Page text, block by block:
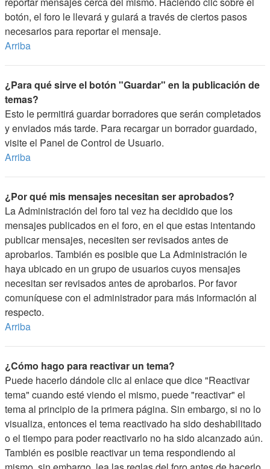
botón, el foro le llevará y guiará a través de ciertos pasos
necesarios para reportar el mensaje.
Arriba
¿Para qué sirve el botón "Guardar" en la publicación de
temas?
Esto le permitirá guardar borradores que serán completados
y enviados más tarde. Para recargar un borrador guardado,
visite el Panel de Control de Usuario.
Arriba
¿Por qué mis mensajes necesitan ser aprobados?
La Administración del foro tal vez ha decidido que los
mensajes publicados en el foro, en el que estas intentando
publicar mensajes, necesiten ser revisados antes de
aprobarlos. También es posible que La Administración le
haya ubicado en un grupo de usuarios cuyos mensajes
necesitan ser revisados antes de aprobarlos. Por favor
comuníquese con el administrador para más información al
respecto.
Arriba
¿Cómo hago para reactivar un tema?
Puede hacerlo dándole clic al enlace que dice "Reactivar
tema" cuando esté viendo el mismo, puede "reactivar" el
tema al principio de la primera página. Sin embargo, si no lo
visualiza, entonces el tema reactivado ha sido deshabilitado
o el tiempo para poder reactivarlo no ha sido alcanzado aún.
También es posible reactivar un tema respondiendo al